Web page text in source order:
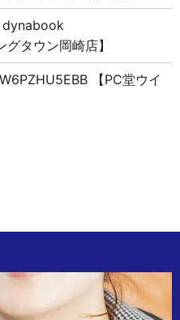
dynabook
タウン岡崎店】
【PC堂ウイ